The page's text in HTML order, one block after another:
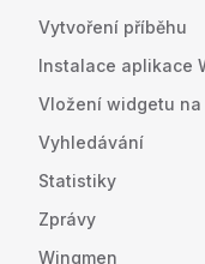
Vytvoření příběhu
Instalace aplikace
Vložení widgetu na
Vyhledávání
Statistiky
Zprávy
Wingmen